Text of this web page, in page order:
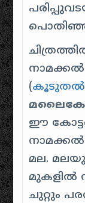
(കൂടുതൽ
ഈ
മല.
മുകളിൽ
ചുറ്റും